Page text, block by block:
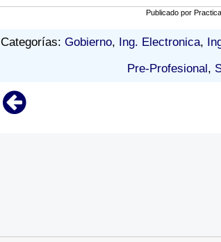
Publicado por
Categorías: Gobierno, Ing. Electronica,
Pre-Profesional,